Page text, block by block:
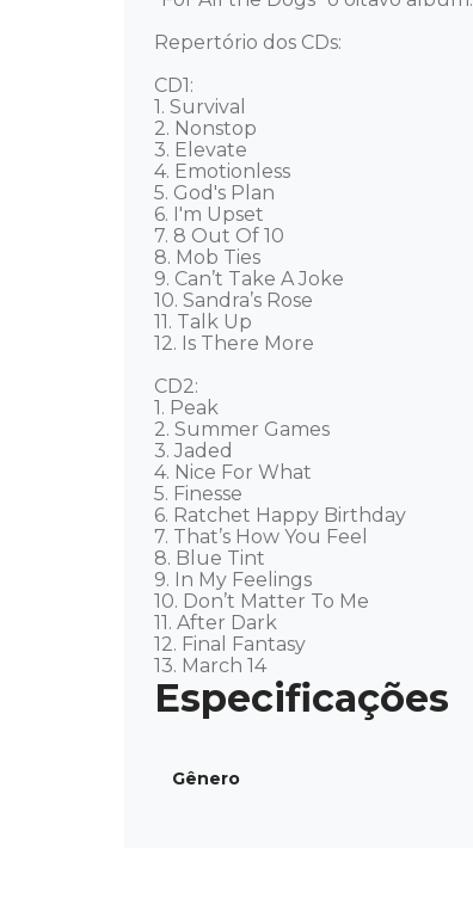
Repertório dos CDs:
CD1:
1. Survival
2. Nonstop
3. Elevate
4. Emotionless
5. God's Plan
6. I'm Upset
7. 8 Out Of 10
8. Mob Ties
9. Can’t Take A Joke
10. Sandra’s Rose
11. Talk Up
12. Is There More
CD2:
1. Peak
2. Summer Games
3. Jaded
4. Nice For What
5. Finesse
6. Ratchet Happy Birthday
7. That’s How You Feel
8. Blue Tint
9. In My Feelings
10. Don’t Matter To Me
11. After Dark
12. Final Fantasy
13. March 14
Gênero